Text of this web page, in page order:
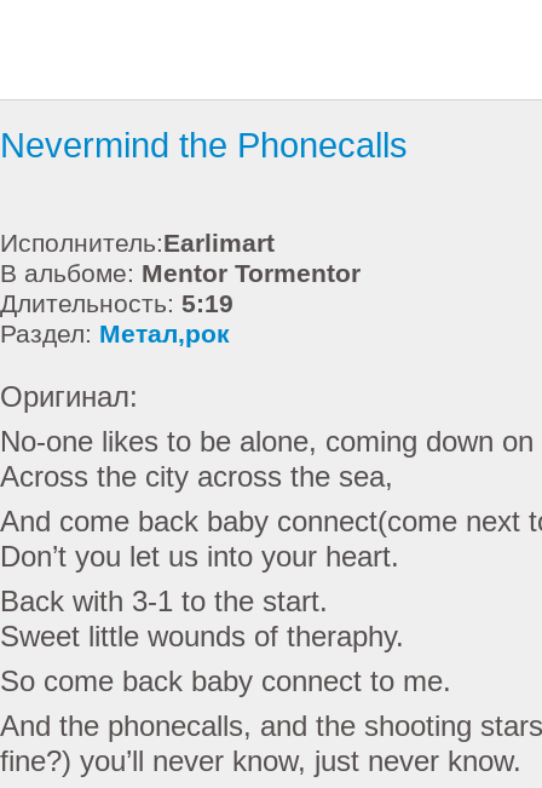
Nevermind the Phonecalls
Исполнитель:Earlimart
В альбоме: Mentor Tormentor
Длительность: 5:19
Раздел: Метал,рок
Оригинал:
No-one likes to be alone, coming down
Across the city across the sea,
And come back baby connect(come next
Don’t you let us into your heart.
Back with 3-1 to the start.
Sweet little wounds of theraphy.
So come back baby connect to me.
And the phonecalls, and the shooting
fine?) you’ll never know, just never know.